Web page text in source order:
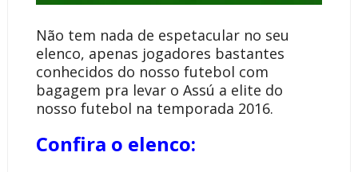
Não tem nada de espetacular no seu
elenco, apenas jogadores bastantes
conhecidos do nosso futebol com
bagagem pra levar o Assú a elite do
nosso futebol na temporada 2016.
Confira o elenco: